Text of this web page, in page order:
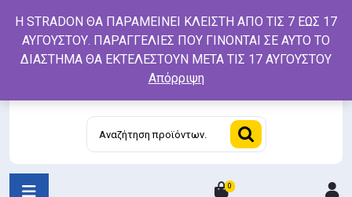
content
Αναζήτηση
0
Η STRADON ΘΑ ΠΑΡΑΜΕΙΝΕΙ ΚΛΕΙΣΤΗ ΑΠΟ ΤΙΣ 7 ΕΩΣ 17
ΑΥΓΟΥΣΤΟΥ. ΠΑΡΑΓΓΕΛΙΕΣ ΠΟΥ ΓΙΝΟΝΤΑΙ ΣΕ ΑΥΤΟ ΤΟ
ΔΙΑΣΤΗΜΑ ΘΑ ΕΚΤΕΛΕΣΤΟΥΝ ΜΕΤΑ ΤΙΣ 17 ΑΥΓΟΥΣΤΟΥ
Απόρριψη